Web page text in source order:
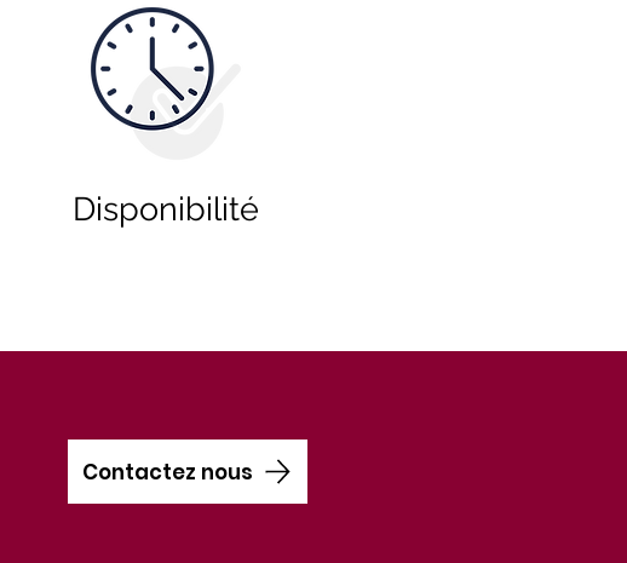
Disponibilité
Contactez nous